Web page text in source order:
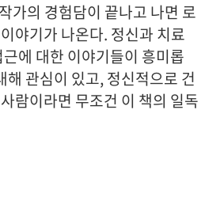
가의 경험담이 끝나고 나면 로
야기가 나온다. 정신과 치료
에 대한 이야기들이 흥미롭
해 관심이 있고, 정신적으로 건
람이라면 무조건 이 책의 일독